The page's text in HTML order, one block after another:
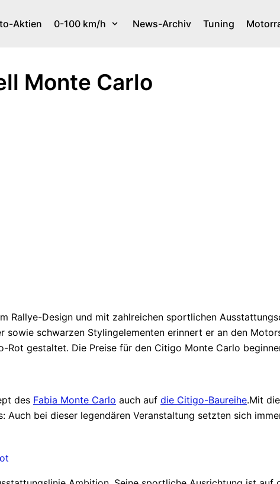
Aktien 0-100 km/h News-Archiv Tuning
Monte Carlo
Rallye-Design und mit zahlreichen sportlichen
schwarzen Stylingelementen erinnert er an den
gestaltet. Die Preise für den Citigo Monte Carlo
des Fabia Monte Carlo auch auf die Citigo-Baureihe.Mit
bei dieser legendären Veranstaltung setzten sich